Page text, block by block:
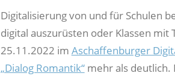
Digitalisierung von und für Schulen
digital auszurüsten oder Klassen mit
25.11.2022 im Aschaffenburger
„Dialog Romantik“mehr als deutlich.